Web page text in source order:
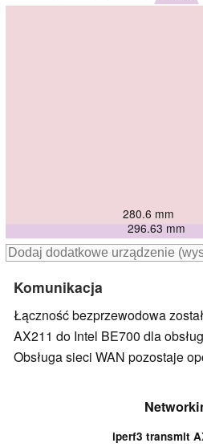
295 mm
295 mm
296.63 mm
280.6 mm
Komunikacja
Łączność bezprzewodowa
AX211 do Intel BE700 dla
Obsługa sieci WAN pozostaje
iperf3 transmit